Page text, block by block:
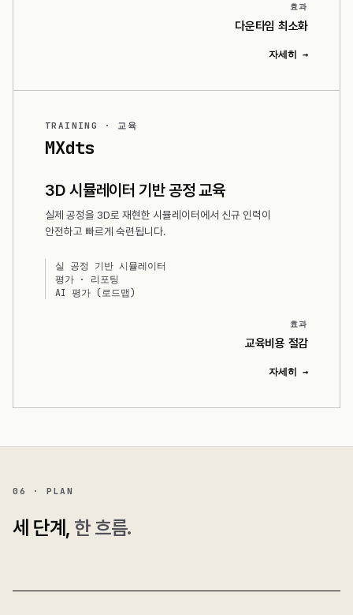
효과
다운타임 최소화
자세히 →
TRAINING · 교육
MXdts
3D 시뮬레이터 기반 공정 교육
실제 공정을 3D로 재현한 시뮬레이터에서 신규 인력이
안전하고 빠르게 숙련됩니다.
실 공정 기반 시뮬레이터
평가 · 리포팅
AI 평가 (로드맵)
효과
교육비용 절감
자세히 →
06 · PLAN
세 단계, 한 흐름.